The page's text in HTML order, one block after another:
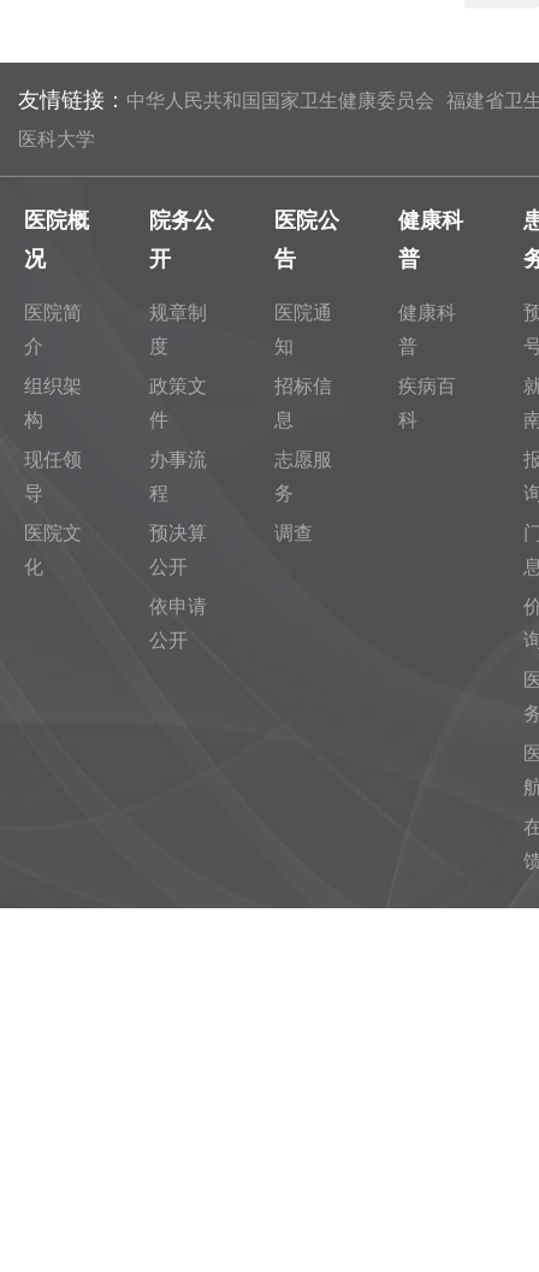
友情链接： 中华人民共和国国家卫生健康委员会
福建省卫
医科大学
医院概
况
医院简
介
组织架
构
现任领
导
医院文
化
院务公
开
规章制
度
政策文
件
办事流
程
预决算
公开
依申请
公开
医院公
告
医院通
知
招标信
息
志愿服
务
调查
健康科
普
健康科
普
疾病百
科